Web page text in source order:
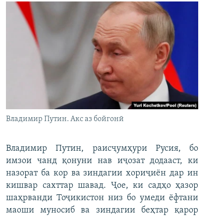
Владимир Путин. Акс аз бойгонӣ
Владимир Путин, раисҷумҳури Русия, бо
имзои чанд қонуни нав иҷозат додааст, ки
назорат ба кор ва зиндагии хориҷиён дар ин
кишвар сахттар шавад. Ҷое, ки садҳо ҳазор
шаҳрванди Тоҷикистон низ бо умеди ёфтани
маоши муносиб ва зиндагии беҳтар қарор